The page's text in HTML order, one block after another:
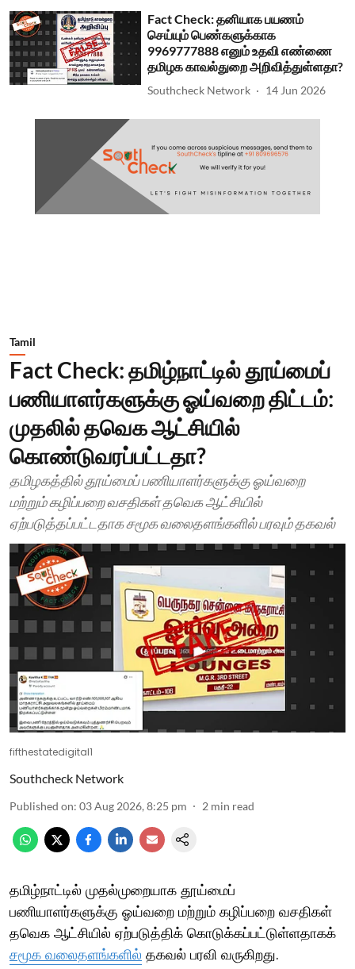
Fact Check: தனியாக பயணம்
செய்யும் பெண்களுக்காக
9969777888 எனும் உதவி எண்ணை
தமிழக காவல்துறை அறிவித்துள்ளதா?
Southcheck Network 14 Jun 2026
Tamil
Fact Check: தமிழ்நாட்டில் தூய்மைப்
பணியாளர்களுக்கு ஓய்வறை திட்டம்:
முதலில் தவெக ஆட்சியில்
கொண்டுவரப்பட்டதா?
தமிழகத்தில் தூய்மைப் பணியாளர்களுக்கு ஓய்வறை
மற்றும் கழிப்பறை வசதிகள் தவெக ஆட்சியில்
ஏற்படுத்தப்பட்டதாக சமூக வலைதளங்களில் பரவும் தகவல்
fifthestatedigital1
Southcheck Network
Published on: 03 Aug 2026, 8:25 pm 2 min read
தமிழ்நாட்டில் முதல்முறையாக தூய்மைப்
பணியாளர்களுக்கு ஓய்வறை மற்றும் கழிப்பறை வசதிகள்
தவெக ஆட்சியில் ஏற்படுத்திக் கொடுக்கப்பட்டுள்ளதாகக்
சமூக வலைதளங்களில் தகவல் பரவி வருகிறது.